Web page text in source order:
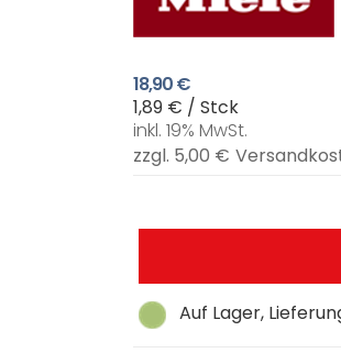
18,90 €
1,89 € / Stck
inkl. 19% MwSt.
zzgl. 5,00 €
Auf Lager,